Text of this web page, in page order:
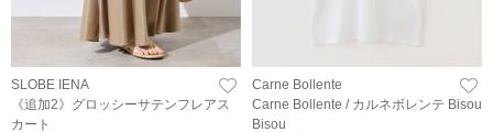
SLOBE IENA
《追加2》グロッシーサテンフレアス
カート
Carne Bollente
Carne Bollente / カルネボレンテ Bisou
Bisou